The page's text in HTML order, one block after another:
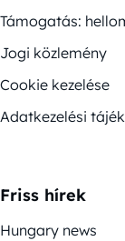
Támogatás:
Jogi közlemény
Cookie kezelése
Adatkezelési
Friss hírek
Hungary news